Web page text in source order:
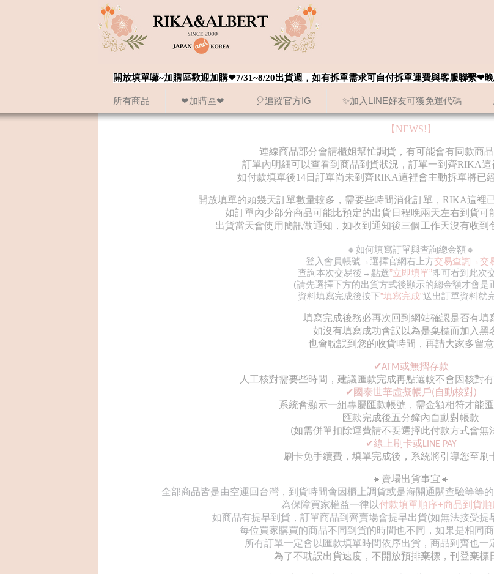
所有商品 ❤加購區❤ 🎈追蹤官方IG ✨加入LINE好友可獲免運代碼
開放填單囉~加購區歡迎加購❤7/31~8/20出貨週，如有拆單需求可自付拆單運費與客服聯繫❤